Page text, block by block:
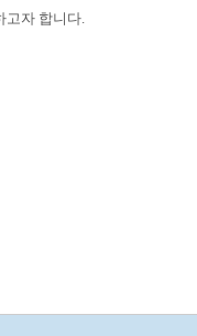
고자 합니다.